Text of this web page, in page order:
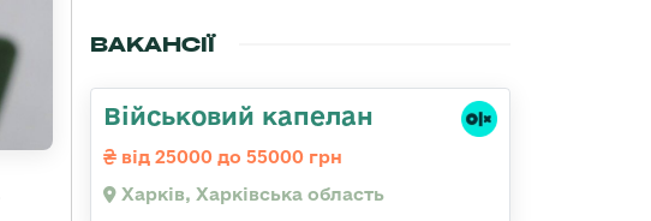
ВАКАНСІЇ
Військовий капелан
від 25000 до 55000 грн
Харків, Харківська область